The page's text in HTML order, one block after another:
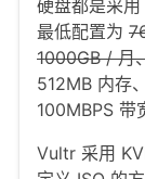
硬盘都是采
最低配置为
1000GB / 月
512MB 内存
100MBPS 带
Vultr 采用